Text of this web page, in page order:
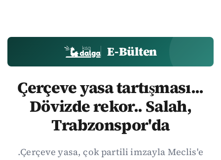
E-Bülten
Çerçeve yasa tartışması...
Dövizde rekor.. Salah,
Trabzonspor'da
.Çerçeve yasa, çok partili imzayla Meclis'e